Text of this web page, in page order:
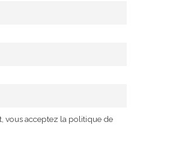
vous acceptez la politique de